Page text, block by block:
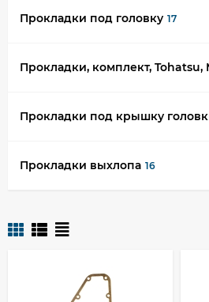
Прокладки под головку 17
Прокладки, комплект, Tohatsu,
Прокладки под крышку
Прокладки выхлопа 16